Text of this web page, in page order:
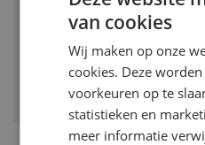
deze rol bij een groeiend
van cookies
Wij maken op onze
cookies. Deze
voorkeuren op te
statistieken en
meer informatie